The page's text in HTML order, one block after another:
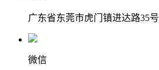
广东省东莞市虎门镇进达路35号
微信